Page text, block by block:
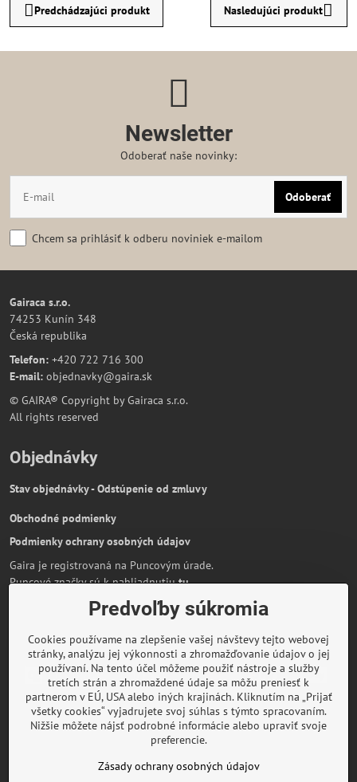
Predchádzajúci produkt Nasledujúci produkt
Newsletter
Odoberať naše novinky:
Odoberať
Chcem sa prihlásiť k odberu noviniek e-mailom
Gairaca s.r.o.
74253 Kunín 348
Česká republika
Telefon: +420 722 716 300
E-mail: objednavky@gaira.sk
© GAIRA® Copyright by Gairaca s.r.o.
All rights reserved
Objednávky
Stav objednávky - Odstúpenie od zmluvy
Obchodné podmienky
Podmienky ochrany osobných údajov
Gaira je registrovaná na Puncovým úrade.
Puncové značky sú k nahliadnutiutu.
Partnerská stránka:AmiraShop.sk Bypami.cz
Informácie o platbe kartou
O značke Gaira
Predvoľby súkromia
Cookies používame na zlepšenie vašej návštevy tejto webovej
stránky, analýzu jej výkonnosti a zhromažďovanie údajov o jej
používaní. Na tento účel môžeme použiť nástroje a služby
tretích strán a zhromaždené údaje sa môžu preniesť k
partnerom v EÚ, USA alebo iných krajinách. Kliknutím na „Prijať
všetky cookies“ vyjadrujete svoj súhlas s týmto spracovaním.
Nižšie môžete nájsť podrobné informácie alebo upraviť svoje
preferencie.
Zásady ochrany osobných údajov